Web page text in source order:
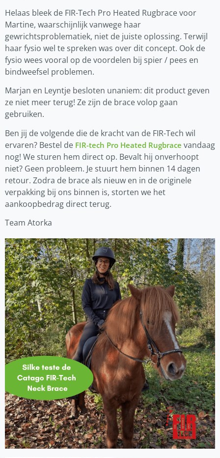
Helaas bleek de FIR-Tech Pro Heated Rugbrace voor
Martine, waarschijnlijk vanwege haar
gewrichtsproblematiek, niet de juiste oplossing. Terwijl
haar fysio wel te spreken was over dit concept. Ook de
fysio wees vooral op de voordelen bij spier / pees en
bindweefsel problemen.
Marjan en Leyntje besloten unaniem: dit product geven
ze niet meer terug! Ze zijn de brace volop gaan
gebruiken.
Ben jij de volgende die de kracht van de FIR-Tech wil
ervaren? Bestel de FIR-tech Pro Heated Rugbrace vandaag
nog! We sturen hem direct op. Bevalt hij onverhoopt
niet? Geen probleem. Je stuurt hem binnen 14 dagen
retour. Zodra de brace als nieuw en in de originele
verpakking bij ons binnen is, storten we het
aankoopbedrag direct terug.
Team Atorka